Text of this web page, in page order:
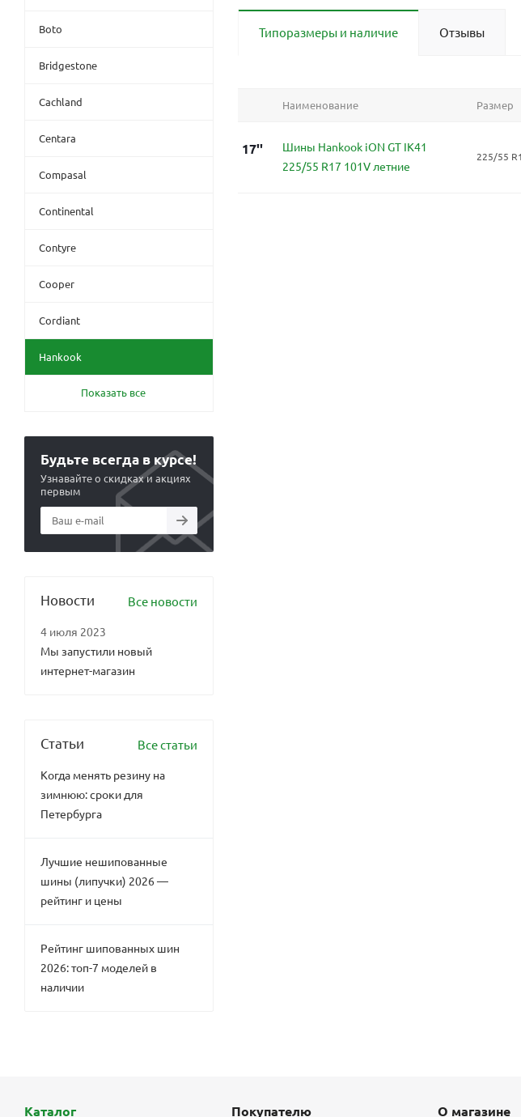
Типоразмеры и наличие Отзывы
Наименование Размер
17''
Шины Hankook iON GT IK41
225/55 R17 101V летние
225/55
Boto
Bridgestone
Cachland
Centara
Compasal
Continental
Contyre
Cooper
Cordiant
Hankook
Показать все
Будьте всегда в курсе!
Узнавайте о скидках и акциях
первым
Новости Все новости
4 июля 2023
Мы запустили новый
интернет-магазин
Статьи Все статьи
Когда менять резину на
зимнюю: сроки для
Петербурга
Лучшие нешипованные
шины (липучки) 2026 —
рейтинг и цены
Рейтинг шипованных шин
2026: топ-7 моделей в
наличии
Каталог Покупателю О магазине